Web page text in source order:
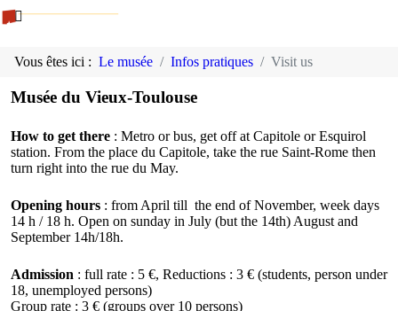
Vous êtes ici : Le musée Infos pratiques Visit us
Musée du Vieux-Toulouse
How to get there : Metro or bus, get off at Capitole or Esquirol
station. From the place du Capitole, take the rue Saint-Rome then
turn right into the rue du May.
Opening hours : from April till the end of November, week days
14 h / 18 h. Open on sunday in July (but the 14th) August and
September 14h/18h.
Admission : full rate : 5 €, Reductions : 3 € (students, person under
18, unemployed persons)
Group rate : 3 € (groups over 10 persons)